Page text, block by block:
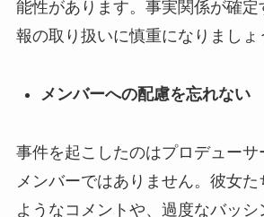
能性があります。事実関係が確
報の取り扱いに慎重になりましょ
メンバーへの配慮を忘れない
事件を起こしたのはプロデューサ
メンバーではありません。彼女
ようなコメントや、過度なバッシ